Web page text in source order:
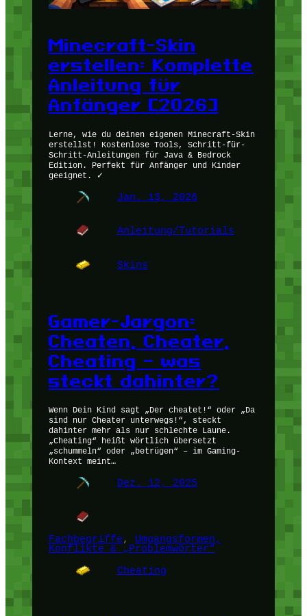
Minecraft-Skin
erstellen: Komplette
Anleitung für
Anfänger [2026]
Lerne, wie du deinen eigenen Minecraft-Skin
erstellst! Kostenlose Tools, Schritt-für-
Schritt-Anleitungen für Java & Bedrock
Edition. Perfekt für Anfänger und Kinder
geeignet. ✓
Jan. 13, 2026
Anleitung/Tutorials
Skins
Gamer-Jargon:
Cheaten, Cheater,
Cheating – was
steckt dahinter?
Wenn Dein Kind sagt „Der cheatet!“ oder „Da
sind nur Cheater unterwegs!“, steckt
dahinter mehr als nur schlechte Laune.
„Cheating“ heißt wörtlich übersetzt
„schummeln“ oder „betrügen“ – im Gaming-
Kontext meint…
Dez. 12, 2025
Fachbegriffe, Umgangsformen,
Konflikte & „Problemwörter“
Cheating